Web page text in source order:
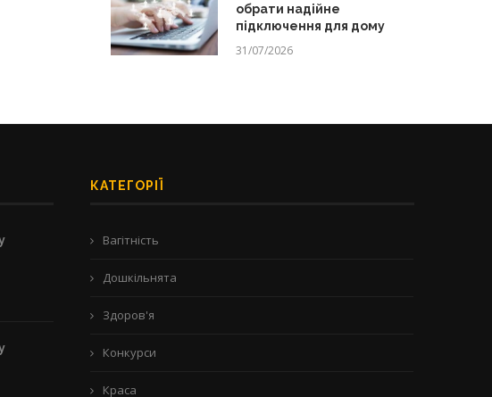
обрати надійне
підключення для дому
31/07/2026
КАТЕГОРІЇ
Вагітність
Дошкільнята
Здоров'я
Конкурси
Краса